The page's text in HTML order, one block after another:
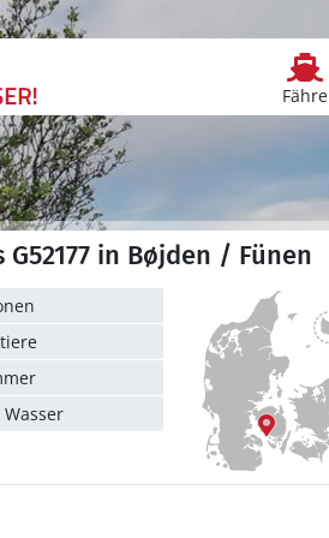
Fähre
G52177 in Bøjden / Fünen